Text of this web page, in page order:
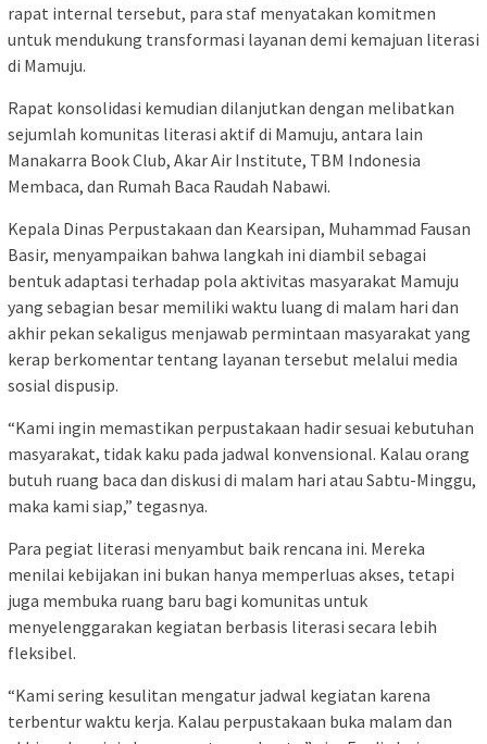
rapat internal tersebut, para staf menyatakan komitmen
untuk mendukung transformasi layanan demi kemajuan literasi
di Mamuju.
Rapat konsolidasi kemudian dilanjutkan dengan melibatkan
sejumlah komunitas literasi aktif di Mamuju, antara lain
Manakarra Book Club, Akar Air Institute, TBM Indonesia
Membaca, dan Rumah Baca Raudah Nabawi.
Kepala Dinas Perpustakaan dan Kearsipan, Muhammad Fausan
Basir, menyampaikan bahwa langkah ini diambil sebagai
bentuk adaptasi terhadap pola aktivitas masyarakat Mamuju
yang sebagian besar memiliki waktu luang di malam hari dan
akhir pekan sekaligus menjawab permintaan masyarakat yang
kerap berkomentar tentang layanan tersebut melalui media
sosial dispusip.
“Kami ingin memastikan perpustakaan hadir sesuai kebutuhan
masyarakat, tidak kaku pada jadwal konvensional. Kalau orang
butuh ruang baca dan diskusi di malam hari atau Sabtu-Minggu,
maka kami siap,” tegasnya.
Para pegiat literasi menyambut baik rencana ini. Mereka
menilai kebijakan ini bukan hanya memperluas akses, tetapi
juga membuka ruang baru bagi komunitas untuk
menyelenggarakan kegiatan berbasis literasi secara lebih
fleksibel.
“Kami sering kesulitan mengatur jadwal kegiatan karena
terbentur waktu kerja. Kalau perpustakaan buka malam dan